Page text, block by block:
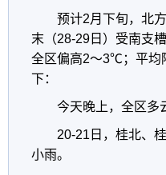
预计2月下旬，北
末（28-29日）受南支
全区偏高2～3℃；平均
下：
今天晚上，全区多
20-21日，桂北、
小雨。